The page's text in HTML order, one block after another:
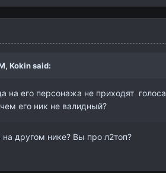
Kokinsaid:
на его персонажа не приходят
его ник не валидный?
другом нике? Вы про л2топ?